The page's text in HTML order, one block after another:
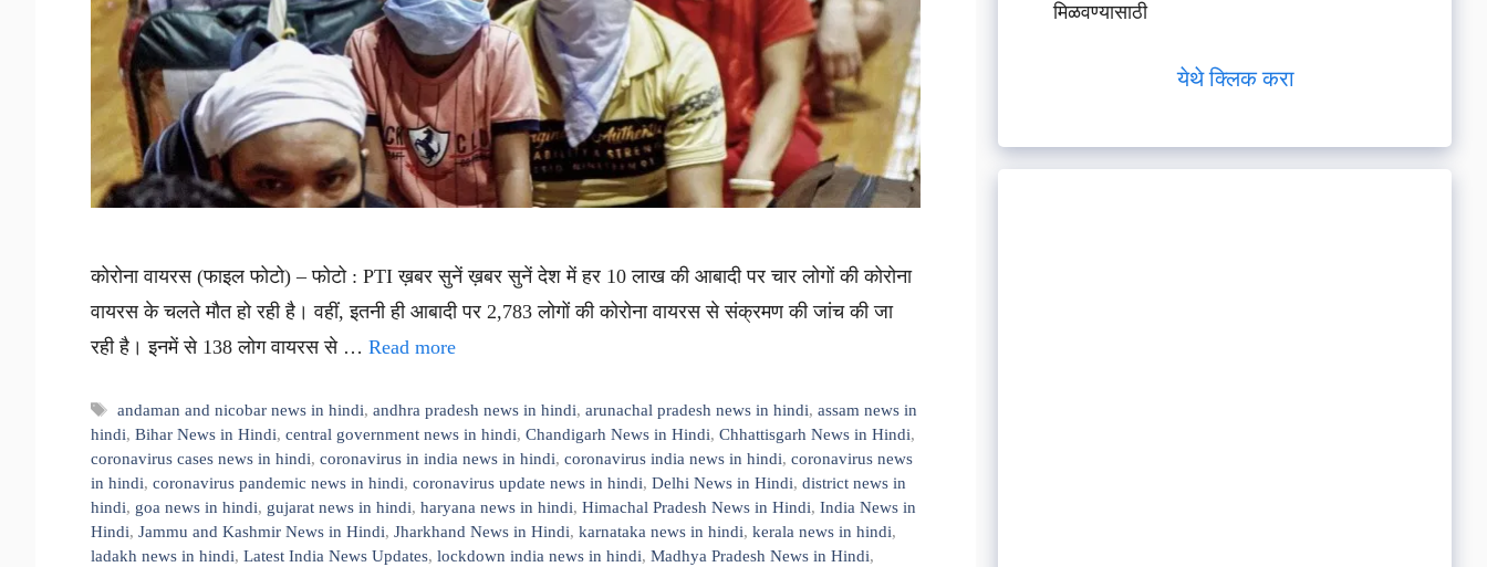
कोरोना वायरस (फाइल फोटो) – फोटो : PTI ख़बर सुनें ख़बर सुनें देश में हर 10 लाख की आबादी पर चार लोगों की कोरोना
वायरस के चलते मौत हो रही है। वहीं, इतनी ही आबादी पर 2,783 लोगों की कोरोना वायरस से संक्रमण की जांच की जा
रही है। इनमें से 138 लोग वायरस से … Read more
Tags
andaman and nicobar news in hindi,andhra pradesh news in hindi,arunachal pradesh news in hindi,assam news in
hindi, Bihar News in Hindi, central government news in hindi, Chandigarh News in Hindi, Chhattisgarh News in Hindi,
coronavirus cases news in hindi, coronavirus in india news in hindi, coronavirus india news in hindi, coronavirus news
in hindi, coronavirus pandemic news in hindi, coronavirus update news in hindi, Delhi News in Hindi, district news in
hindi, goa news in hindi, gujarat news in hindi, haryana news in hindi, Himachal Pradesh News in Hindi, India News in
Hindi, Jammu and Kashmir News in Hindi, Jharkhand News in Hindi, karnataka news in hindi, kerala news in hindi,
ladakh news in hindi, Latest India News Updates, lockdown india news in hindi, Madhya Pradesh News in Hindi,
मिळवण्यासाठी
येथे क्लिक करा